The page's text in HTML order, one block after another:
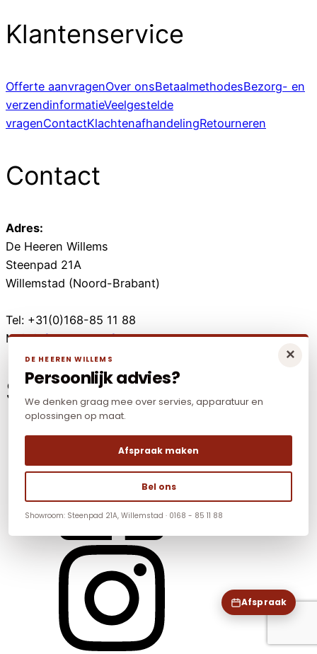
Klantenservice
Offerte aanvragenOver onsBetaalmethodesBezorg- en
verzendinformatieVeelgestelde
vragenContactKlachtenafhandelingRetourneren
Contact
Adres:
De Heeren Willems
Steenpad 21A
Willemstad (Noord-Brabant)
Tel: +31(0)168-85 11 88
Mail:info@dhwnonfood.nl
Social Media
Afspraak
×
DE HEEREN WILLEMS
Persoonlijk advies?
We denken graag mee over servies, apparatuur en
oplossingen op maat.
Afspraak maken
Bel ons
Showroom: Steenpad 21A, Willemstad · 0168 - 85 11 88